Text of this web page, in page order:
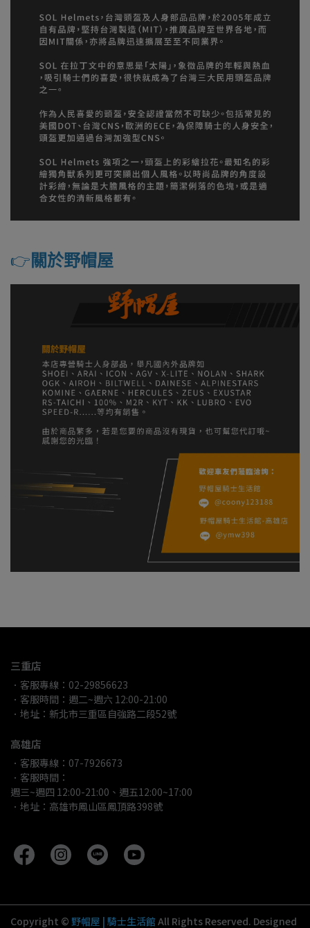
👉️ 關於野帽屋
三重店
．客服專線：02-29856623
．客服時間：週二~週六 12:00-21:00
．地址：新北市三重區自強路二段52號
高雄店
．客服專線：07-7926673
．客服時間：
週三~週四 12:00-21:00、週五12:00~17:00
．地址：高雄市鳳山區鳳頂路398號
Copyright © 野帽屋 | 騎士生活館All Rights Reserved. Designed